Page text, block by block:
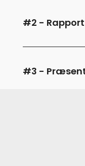
#2 -
#3 -